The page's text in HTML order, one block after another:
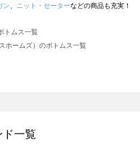
ン ニット・セーターなどの商品も充実！
トムス一覧
ホームズ）のボトムス一覧
サマンサモスモス）のボトムス一覧
ルー）のボトムス一覧
ド一覧